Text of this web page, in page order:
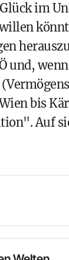
im
und,
bis
Auf